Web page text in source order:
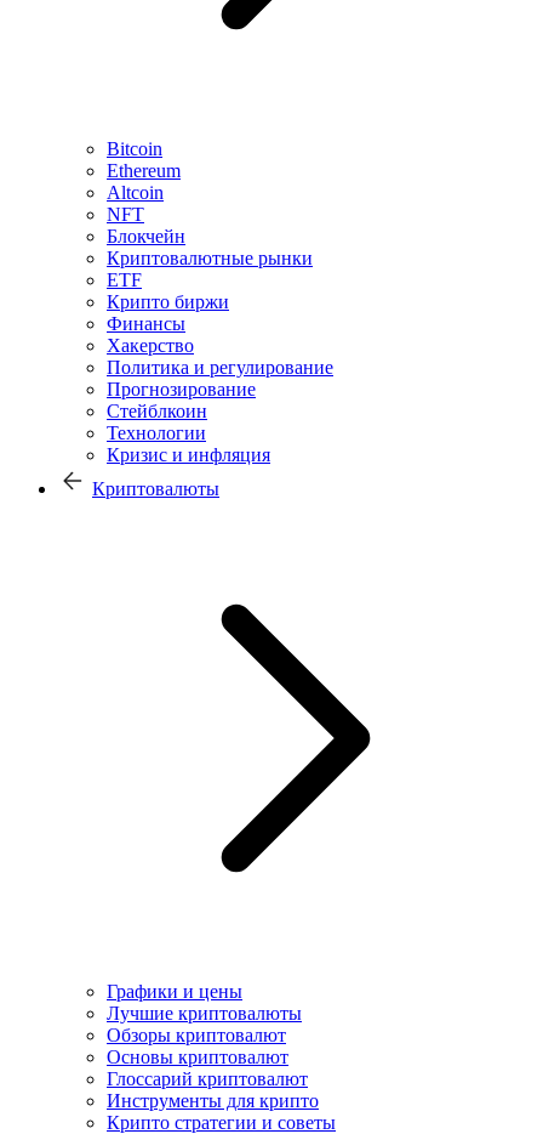
Bitcoin
Ethereum
Altcoin
NFT
Блокчейн
Криптовалютные рынки
ETF
Крипто биржи
Финансы
Хакерство
Политика и регулирование
Прогнозирование
Стейблкоин
Технологии
Кризис и инфляция
Криптовалюты
Графики и цены
Лучшие криптовалюты
Обзоры криптовалют
Основы криптовалют
Глоссарий криптовалют
Инструменты для крипто
Крипто стратегии и советы